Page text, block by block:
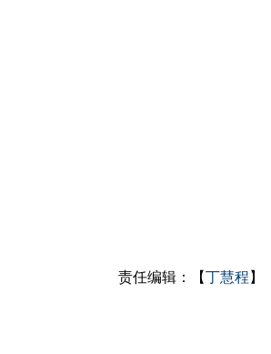
责任编辑：【丁慧程 】